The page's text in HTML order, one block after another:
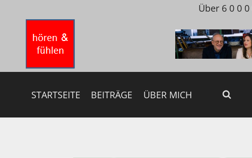
springen
Über 6 0 0
STARTSEITE BEITRÄGE ÜBER MICH